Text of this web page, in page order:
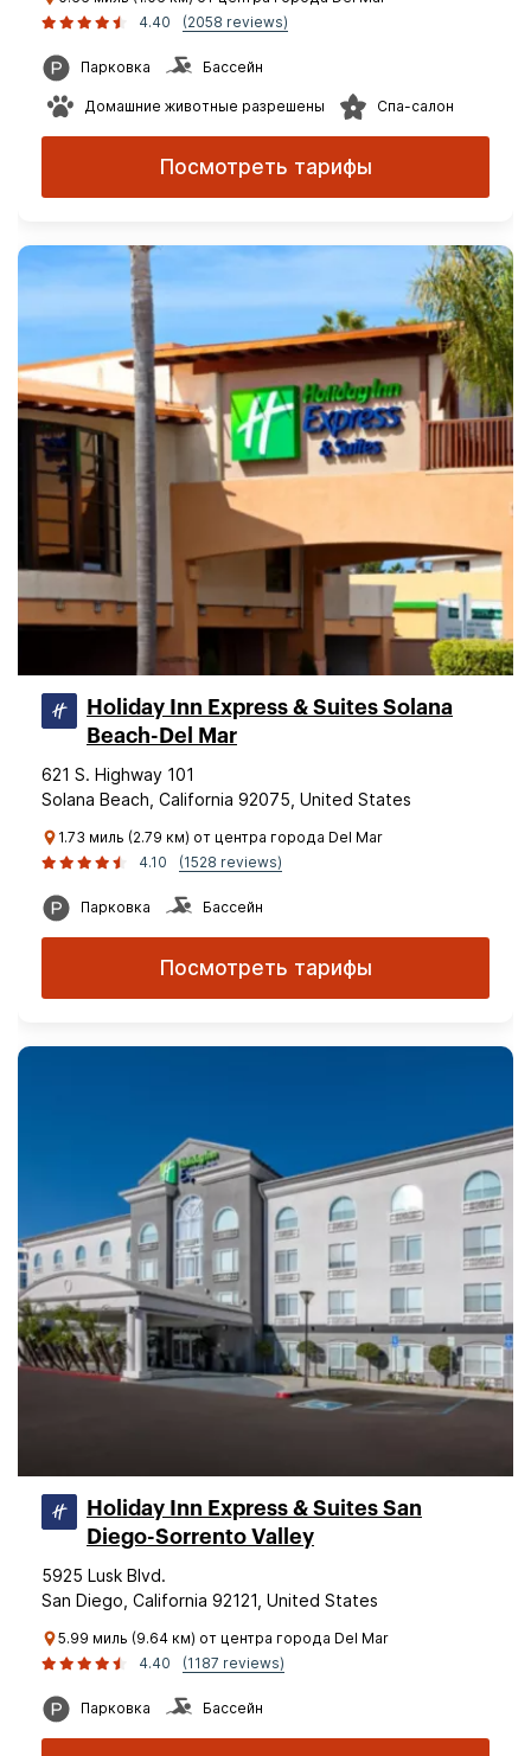
4.40
(2058 reviews)
Парковка Бассейн
Домашние животные разрешены Спа-салон
Посмотреть тарифы
Holiday Inn Express & Suites Solana
Beach-Del Mar
621 S. Highway 101
Solana Beach, California 92075, United States
1.73 миль (2.79 км) от центра города Del Mar
4.10
(1528 reviews)
Парковка Бассейн
Посмотреть тарифы
Holiday Inn Express & Suites San
Diego-Sorrento Valley
5925 Lusk Blvd.
San Diego, California 92121, United States
5.99 миль (9.64 км) от центра города Del Mar
4.40
(1187 reviews)
Парковка Бассейн